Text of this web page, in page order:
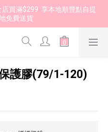
買滿$299  享本地順豐點自提
免費送貨
護膠(79/1-120)